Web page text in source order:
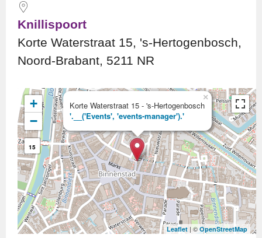
Knillispoort
Korte Waterstraat 15, 's-Hertogenbosch,
Noord-Brabant, 5211 NR
Korte Waterstraat 15 - 's-Hertogenbosch
'.__('Events', 'events-manager').'
×
+
−
15
Leaflet | © OpenStreetMap